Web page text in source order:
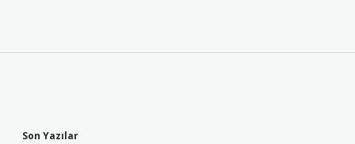
Son Yazılar